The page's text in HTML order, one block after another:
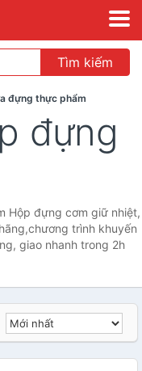
Tìm kiếm
đựng thực phẩm
đựng
Hộp đựng cơm giữ nhiệt,
trình khuyến
giao nhanh trong 2h